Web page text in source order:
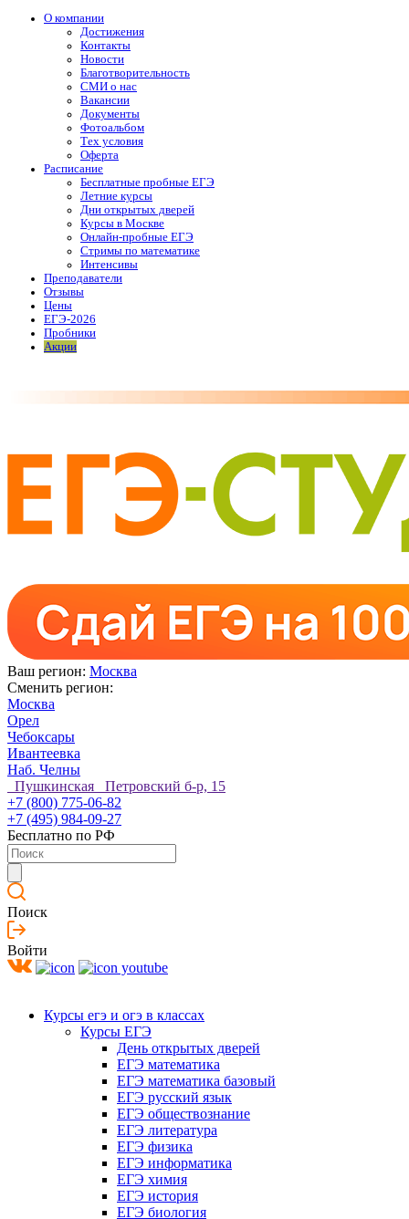
О компании
Достижения
Контакты
Новости
Благотворительность
СМИ о нас
Вакансии
Документы
Фотоальбом
Тех условия
Оферта
Расписание
Бесплатные пробные ЕГЭ
Летние курсы
Дни открытых дверей
Курсы в Москве
Онлайн-пробные ЕГЭ
Стримы по математике
Интенсивы
Преподаватели
Отзывы
Цены
ЕГЭ-2026
Пробники
Акции
Ваш регион: Москва
Сменить регион:
Москва
Орел
Чебоксары
Ивантеевка
Наб. Челны
Пушкинская Петровский б-р, 15
+7 (800) 775-06-82
+7 (495) 984-09-27
Бесплатно по РФ
Поиск
Войти
Курсы егэ и огэ в классах
Курсы ЕГЭ
День открытых дверей
ЕГЭ математика
ЕГЭ математика базовый
ЕГЭ русский язык
ЕГЭ обществознание
ЕГЭ литература
ЕГЭ физика
ЕГЭ информатика
ЕГЭ химия
ЕГЭ история
ЕГЭ биология